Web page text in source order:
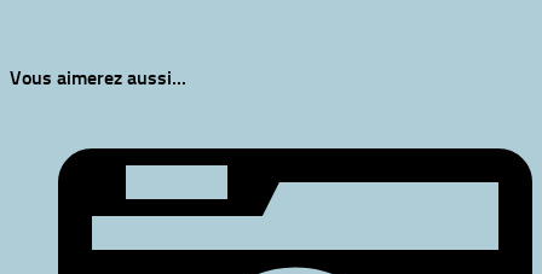
Vous aimerez aussi...